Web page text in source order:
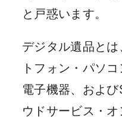
と戸惑います。
デジタル遺品と
トフォン・パソ
電子機器、およ
ウドサービス・